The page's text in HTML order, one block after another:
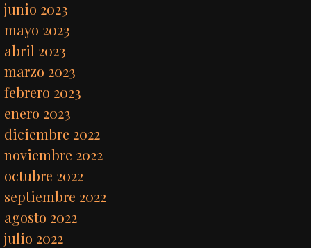
junio 2023
mayo 2023
abril 2023
marzo 2023
febrero 2023
enero 2023
diciembre 2022
noviembre 2022
octubre 2022
septiembre 2022
agosto 2022
julio 2022